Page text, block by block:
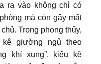
ra vào không chỉ có
mà còn gây mất
Trong phong thủy,
giường ngủ theo
khí xung”, kiểu kê